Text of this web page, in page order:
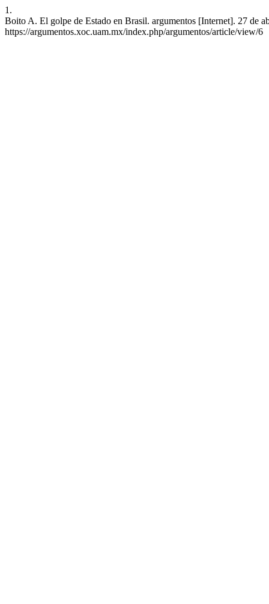
1.
Boito A. El golpe de Estado en Brasil. argumentos [Internet]. 27 de
https://argumentos.xoc.uam.mx/index.php/argumentos/article/view/6